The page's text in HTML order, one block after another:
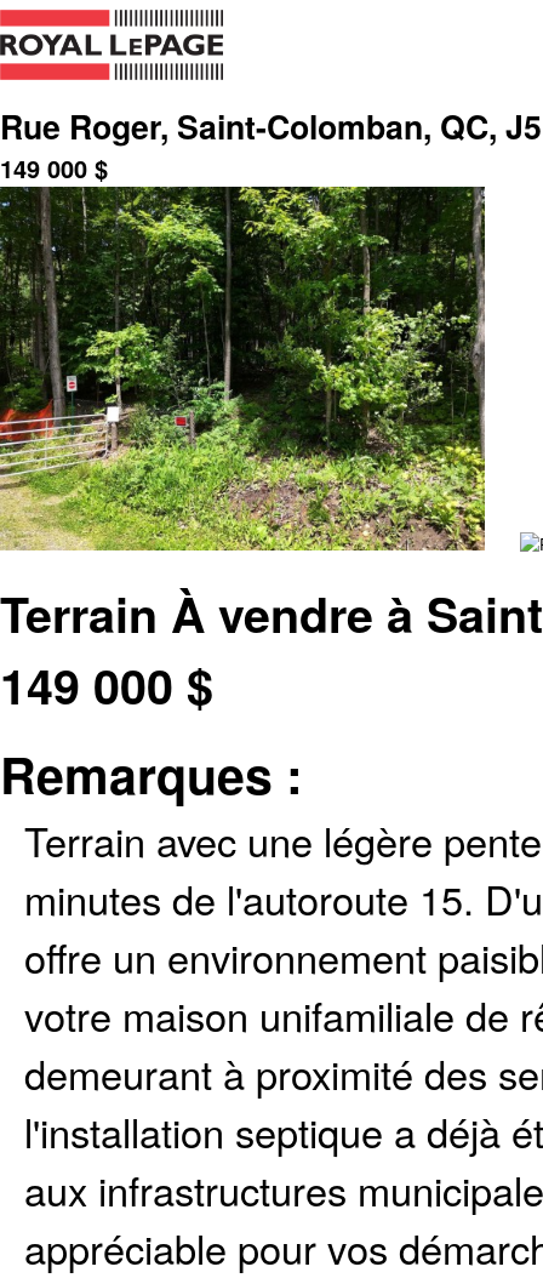
Rue Roger, Saint-Colomban, QC,
149 000 $
Terrain À vendre à
149 000 $
Remarques :
Terrain avec une légère
minutes de l'autoroute 15.
offre un environnement
votre maison unifamiliale de
demeurant à proximité des
l'installation septique a déjà
aux infrastructures
appréciable pour vos